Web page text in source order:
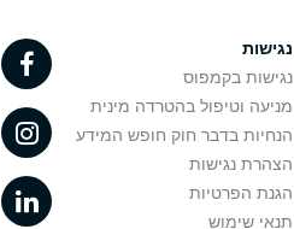
נגישות
נגישות בקמפוס
מניעה וטיפול בהטרדה מינית
הנחיות בדבר חוק חופש המידע
הצהרת נגישות
הגנת הפרטיות
תנאי שימוש